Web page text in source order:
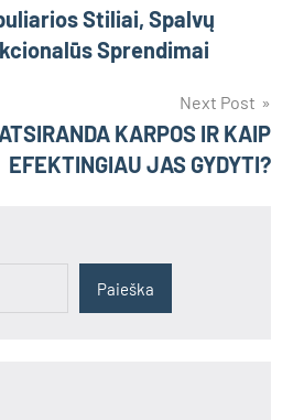
Stiliai, Spalvų
Sprendimai
Next Post
KARPOS IR KAIP
EFEKTINGIAU JAS GYDYTI?
Paieška